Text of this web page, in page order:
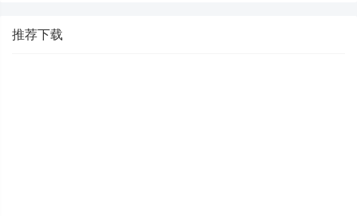
推荐下载